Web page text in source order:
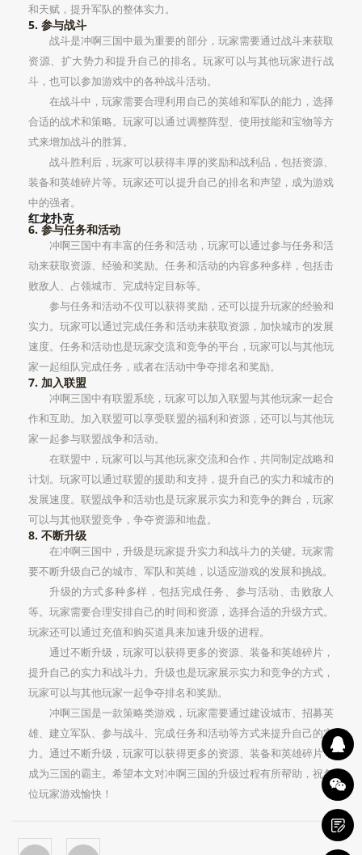
和天赋，提升军队的整体实力。
5. 参与战斗
战斗是冲啊三国中最为重要的部分，玩家需要通过战斗来获取
资源、扩大势力和提升自己的排名。玩家可以与其他玩家进行战
斗，也可以参加游戏中的各种战斗活动。
在战斗中，玩家需要合理利用自己的英雄和军队的能力，选择
合适的战术和策略。玩家可以通过调整阵型、使用技能和宝物等方
式来增加战斗的胜算。
战斗胜利后，玩家可以获得丰厚的奖励和战利品，包括资源、
装备和英雄碎片等。玩家还可以提升自己的排名和声望，成为游戏
中的强者。
红龙扑克
6. 参与任务和活动
冲啊三国中有丰富的任务和活动，玩家可以通过参与任务和活
动来获取资源、经验和奖励。任务和活动的内容多种多样，包括击
败敌人、占领城市、完成特定目标等。
参与任务和活动不仅可以获得奖励，还可以提升玩家的经验和
实力。玩家可以通过完成任务和活动来获取资源，加快城市的发展
速度。任务和活动也是玩家交流和竞争的平台，玩家可以与其他玩
家一起组队完成任务，或者在活动中争夺排名和奖励。
7. 加入联盟
冲啊三国中有联盟系统，玩家可以加入联盟与其他玩家一起合
作和互助。加入联盟可以享受联盟的福利和资源，还可以与其他玩
家一起参与联盟战争和活动。
在联盟中，玩家可以与其他玩家交流和合作，共同制定战略和
计划。玩家可以通过联盟的援助和支持，提升自己的实力和城市的
发展速度。联盟战争和活动也是玩家展示实力和竞争的舞台，玩家
可以与其他联盟竞争，争夺资源和地盘。
8. 不断升级
在冲啊三国中，升级是玩家提升实力和战斗力的关键。玩家需
要不断升级自己的城市、军队和英雄，以适应游戏的发展和挑战。
升级的方式多种多样，包括完成任务、参与活动、击败敌人
等。玩家需要合理安排自己的时间和资源，选择合适的升级方式。
玩家还可以通过充值和购买道具来加速升级的进程。
通过不断升级，玩家可以获得更多的资源、装备和英雄碎片，
提升自己的实力和战斗力。升级也是玩家展示实力和竞争的方式，
玩家可以与其他玩家一起争夺排名和奖励。
冲啊三国是一款策略类游戏，玩家需要通过建设城市、招募英
雄、建立军队、参与战斗、完成任务和活动等方式来提升自己的实
力。通过不断升级，玩家可以获得更多的资源、装备和英雄碎片，
成为三国的霸主。希望本文对冲啊三国的升级过程有所帮助，祝各
位玩家游戏愉快！